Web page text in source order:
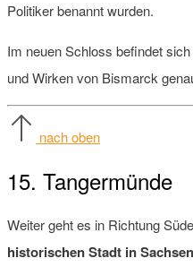
Politiker benannt wurden.
Im neuen Schloss befindet
und Wirken von Bismarck
nach oben
15. Tangermünde
Weiter geht es in Richtung
historischen Stadt in